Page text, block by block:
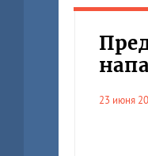
23 июня